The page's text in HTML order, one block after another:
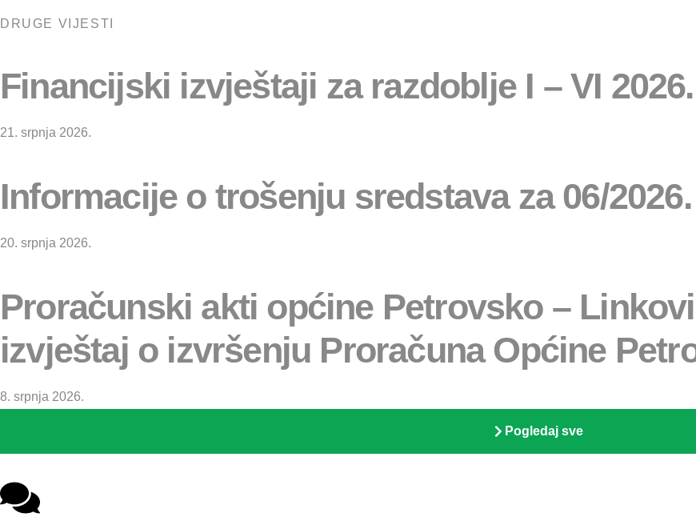
DRUGE VIJESTI
Financijski izvještaji za razdoblje I – VI 2026.
21. srpnja 2026.
Informacije o trošenju sredstava za 06/2026.
20. srpnja 2026.
Proračunski akti općine Petrovsko –
izvještaj o izvršenju Proračuna Općine
8. srpnja 2026.
Pogledaj sve